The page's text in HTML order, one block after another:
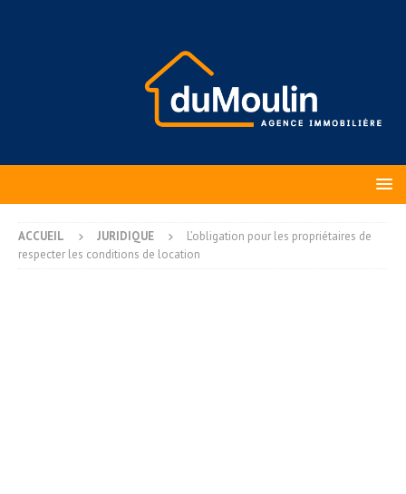
ACCUEIL JURIDIQUE
L’obligation pour les propriétaires de
respecter les conditions de location